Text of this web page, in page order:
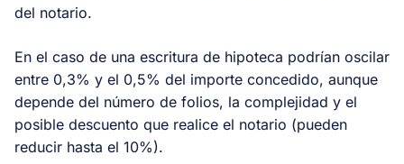
del notario.
En el caso de una escritura de hipoteca podrían oscilar
entre 0,3% y el 0,5% del importe concedido, aunque
depende del número de folios, la complejidad y el
posible descuento que realice el notario (pueden
reducir hasta el 10%).